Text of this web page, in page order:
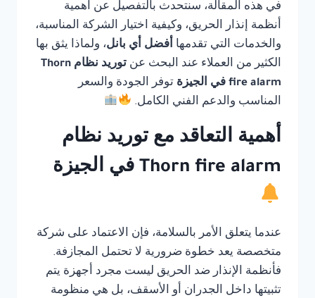
في هذه المقالة، سنتحدث بالتفصيل عن أهمية
أنظمة إنذار الحريق، وكيفية اختيار الشركة المناسبة،
والخدمات التي تقدمها أفضل أي بانل، ولماذا يثق بها
الكثير من العملاء عند البحث عن
توريد نظام Thorn
fire alarm في الجيزة
توفر الجودة والسعر
المناسب والدعم الفني الكامل.
أهمية التعاقد مع توريد نظام
Thorn fire alarm في الجيزة
عندما يتعلق الأمر بالسلامة، فإن الاعتماد على شركة
متخصصة يعد خطوة ضرورية لا تحتمل المجازفة.
فأنظمة الإنذار ضد الحريق ليست مجرد أجهزة يتم
تثبيتها داخل الجدران أو الأسقف، بل هي منظومة